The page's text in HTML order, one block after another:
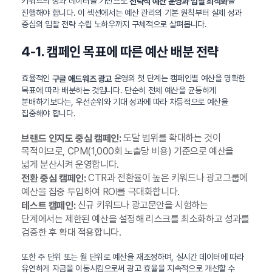
진행해야 합니다. 이 섹션에서는 예산 관리의 기본 원칙부터 실제 성과
중심의 입찰 전략 수립 노하우까지 구체적으로 살펴봅니다.
4-1. 캠페인 목표에 따른 예산 배분 전략
효율적인 구글 애드워즈 광고 운영의 첫 단계는 캠페인별 예산을 명확한
목표에 따라 배분하는 것입니다. 단순히 전체 예산을 균등하게
분배하기보다는, 우선순위와 기대 성과에 따라 차등적으로 예산을
집중해야 합니다.
브랜드 인지도 중심 캠페인:도달 범위를 확대하는 것이
목적이므로, CPM(1,000회 노출당 비용) 기준으로 예산을
넓게 분산시켜 운영합니다.
전환 중심 캠페인:CTR과 전환율이 높은 키워드나 광고그룹에
예산을 집중 투입하여 ROI를 극대화합니다.
테스트 캠페인:신규 키워드나 광고문안을 시험하는
단계에서는 제한된 예산을 설정해 리스크를 최소화하고 성과를
검증한 후 확대 적용합니다.
또한 주 단위 또는 월 단위로 예산을 재조정하며, 실시간 데이터에 따라
유연하게 자금을 이동시킴으로써 광고 효율을 지속적으로 개선할 수